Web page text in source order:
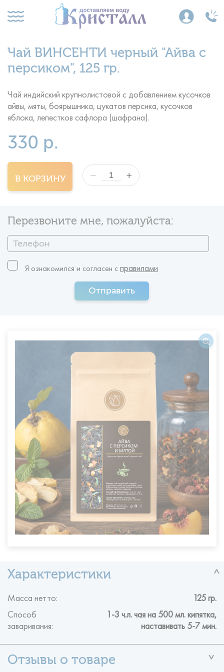
Чай ВИНСЕНТИ черный "Айва с
персиком", 125 гр.
Чай индийский крупнолистовой с добавлением кусочков
айвы, мяты, боярышника, цукатов персика, кусочков
яблока, лепестков сафлора (шафрана).
330 р.
В КОРЗИНУ — +
Перезвоните мне, пожалуйста:
Отправить
Я ознакомился и согласен c
Масса нетто: 125 гр.
Способ
1-3 ч.л. чая на 500 мл. кипятка,
наставивать 5-7 мин.